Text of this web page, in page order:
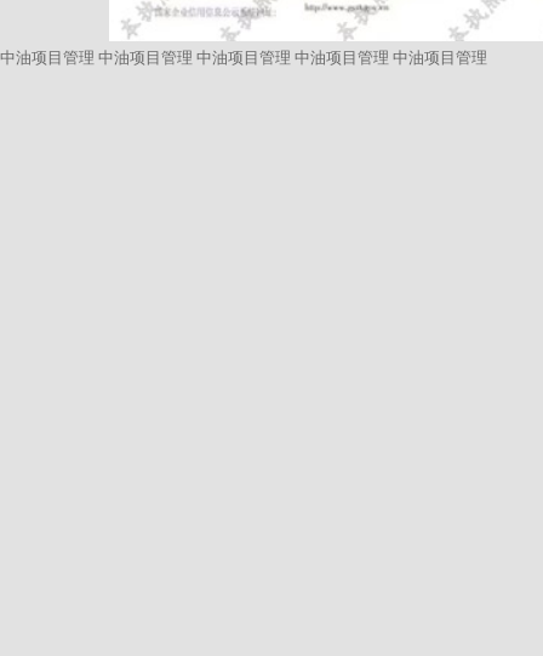
中油项目管理 中油项目管理 中油项目管理 中油项目管理 中油项目管理